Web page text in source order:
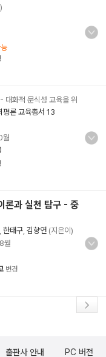
- 대화적 문식성 교육을 위
평론 교육총서 13
월
론과 실천 탐구 - 중
한태구 김향연 (지은이)
월
변경
출판사 안내 PC 버전